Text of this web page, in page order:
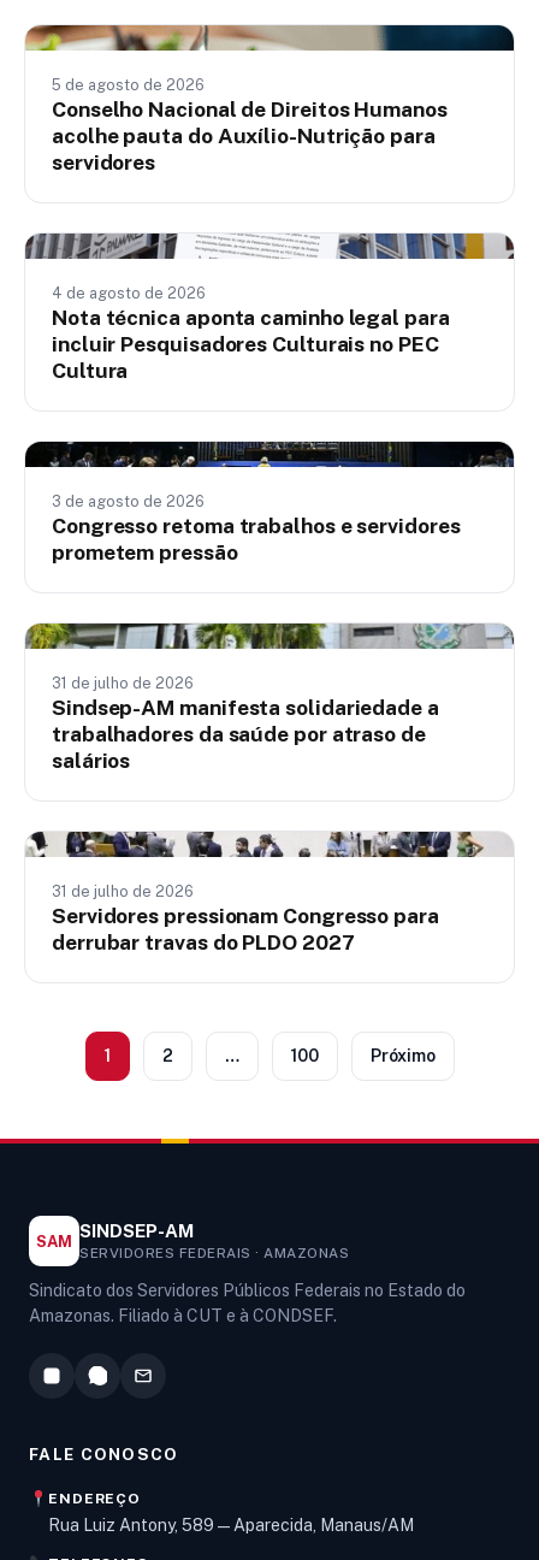
Nacionais
5 de agosto de 2026
Conselho Nacional de Direitos Humanos
acolhe pauta do Auxílio-Nutrição para
servidores
Nacionais
4 de agosto de 2026
Nota técnica aponta caminho legal para
incluir Pesquisadores Culturais no PEC
Cultura
Nacionais
3 de agosto de 2026
Congresso retoma trabalhos e servidores
prometem pressão
Nacionais
31 de julho de 2026
Sindsep-AM manifesta solidariedade a
trabalhadores da saúde por atraso de
salários
Nacionais
31 de julho de 2026
Servidores pressionam Congresso para
derrubar travas do PLDO 2027
1 2 … 100 Próximo
SAM SINDSEP-AM
SERVIDORES FEDERAIS · AMAZONAS
Sindicato dos Servidores Públicos Federais no Estado do
Amazonas. Filiado à CUT e à CONDSEF.
FALE CONOSCO
ENDEREÇO
Rua Luiz Antony, 589 — Aparecida, Manaus/AM